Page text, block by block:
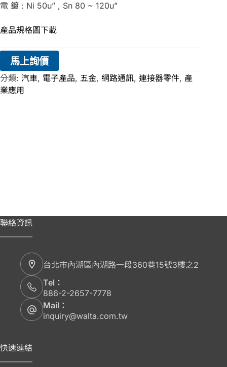
電 鍍 : Ni 50u” , Sn 80 ~ 120u”
產品規格圖下載
馬上詢價
分類: 汽車, 電子產品, 五金, 網路通訊, 連接器零件, 產
業應用
聯絡資訊
台北市內湖區內湖路一段360巷15號3樓之2
Tel：
886-2-2657-7778
Mail：
inquiry@walta.com.tw
快速連結